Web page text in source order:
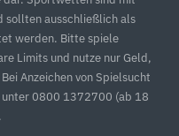
sollten ausschließlich als
werden. Bitte spiele
Limits und nutze nur Geld,
Anzeichen von Spielsucht
unter 0800 1372700 (ab 18